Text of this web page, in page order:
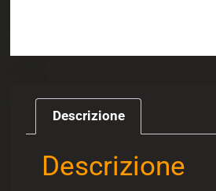
Descrizione
Descrizione